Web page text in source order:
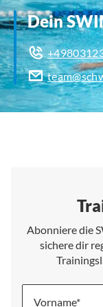
Dein
Abonniere die
sichere dir
Vorname